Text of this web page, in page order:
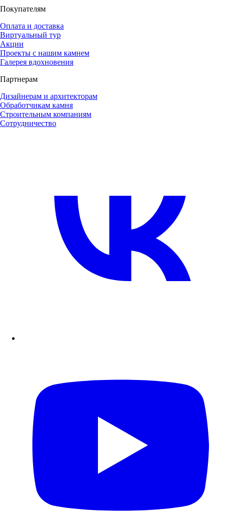
Покупателям
Оплата и доставка
Виртуальный тур
Акции
Проекты с нашим камнем
Галерея вдохновения
Партнерам
Дизайнерам и архитекторам
Обработчикам камня
Строительным компаниям
Сотрудничество